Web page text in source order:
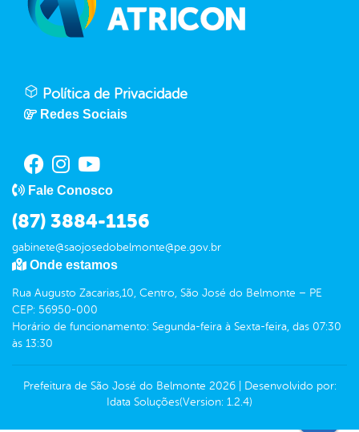
Política de Privacidade
Redes Sociais
Fale Conosco
(87) 3884-1156
gabinete@saojosedobelmonte@pe.gov.br
Onde estamos
Rua Augusto Zacarias,10, Centro, São José do Belmonte – PE
CEP: 56950-000
Horário de funcionamento: Segunda-feira à Sexta-feira, das 07:30
às 13:30
Prefeitura de São José do Belmonte 2026|
Desenvolvido por:
Idata Soluções(Version: 1.2.4)